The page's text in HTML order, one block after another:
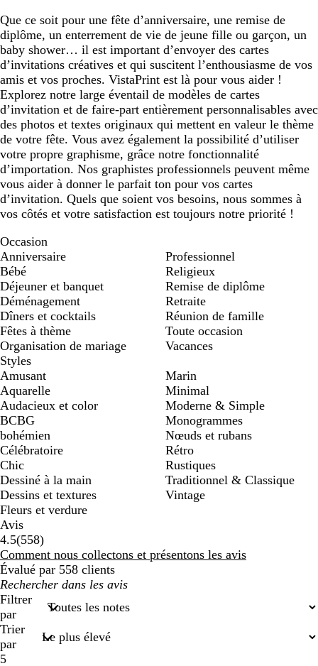
Que ce soit pour une fête d’anniversaire, une remise de
diplôme, un enterrement de vie de jeune fille ou garçon, un
baby shower… il est important d’envoyer des cartes
d’invitations créatives et qui suscitent l’enthousiasme de vos
amis et vos proches. VistaPrint est là pour vous aider !
Explorez notre large éventail de modèles de cartes
d’invitation et de faire-part entièrement personnalisables avec
des photos et textes originaux qui mettent en valeur le thème
de votre fête. Vous avez également la possibilité d’utiliser
votre propre graphisme, grâce notre fonctionnalité
d’importation. Nos graphistes professionnels peuvent même
vous aider à donner le parfait ton pour vos cartes
d’invitation. Quels que soient vos besoins, nous sommes à
vos côtés et votre satisfaction est toujours notre priorité !
Occasion
Anniversaire
Bébé
Déjeuner et banquet
Déménagement
Dîners et cocktails
Fêtes à thème
Organisation de mariage
Professionnel
Religieux
Remise de diplôme
Retraite
Réunion de famille
Toute occasion
Vacances
Styles
Amusant
Aquarelle
Audacieux et color
BCBG
bohémien
Célébratoire
Chic
Dessiné à la main
Dessins et textures
Fleurs et verdure
Marin
Minimal
Moderne & Simple
Monogrammes
Nœuds et rubans
Rétro
Rustiques
Traditionnel & Classique
Vintage
Avis
4.5(558558
avis
)
Comment nous collectons et présentons les avis
Évalué par 558 clients
Mes
recherches
saisies
Filtrer
par
Trier
par
5